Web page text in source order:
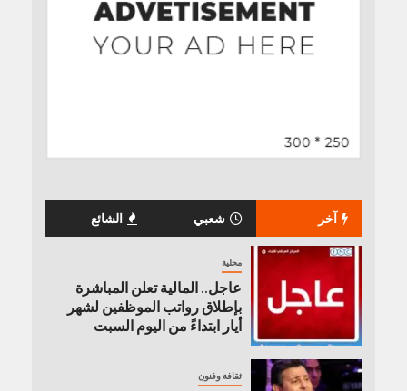
آخر شعبي الشائع
محلية
عاجل.. المالية تعلن المباشرة
بإطلاق رواتب ‏الموظفين لشهر
أيار ابتداءً من اليوم السبت
ثقافة وفنون